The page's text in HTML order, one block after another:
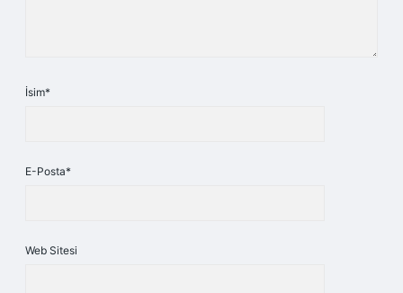
İsim*
E-Posta*
Web Sitesi